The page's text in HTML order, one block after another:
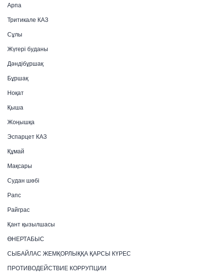
Арпа
Тритикале КАЗ
Сұлы
Жүгері буданы
Дәндібұршақ
Бұршақ
Ноқат
Қыша
Жоңышқа
Эспарцет КАЗ
Құмай
Мақсары
Судан шөбі
Рапс
Райграс
Қант қызылшасы
ӨНЕРТАБЫС
СЫБАЙЛАС ЖЕМҚОРЛЫҚҚА ҚАРСЫ КҮРЕС
ПРОТИВОДЕЙСТВИЕ КОРРУПЦИИ